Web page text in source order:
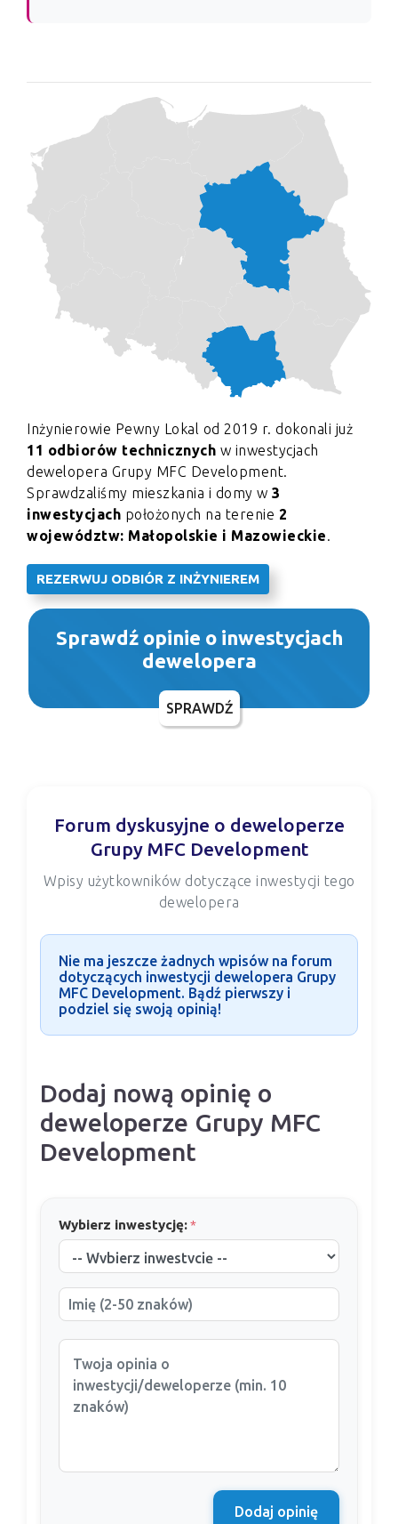
Inżynierowie Pewny Lokal od 2019 r. dokonali już
11 odbiorów technicznych w inwestycjach
dewelopera Grupy MFC Development.
Sprawdzaliśmy mieszkania i domy w 3
inwestycjach położonych na terenie 2
województw: Małopolskie i Mazowieckie.
REZERWUJ ODBIÓR Z INŻYNIEREM
Sprawdź opinie o inwestycjach
dewelopera
SPRAWDŹ
Forum dyskusyjne o deweloperze
Grupy MFC Development
Wpisy użytkowników dotyczące inwestycji tego
dewelopera
Nie ma jeszcze żadnych wpisów na forum
dotyczących inwestycji dewelopera Grupy
MFC Development. Bądź pierwszy i
podziel się swoją opinią!
Dodaj nową opinię o
deweloperze Grupy MFC
Development
Wybierz inwestycję:*
Dodaj opinię